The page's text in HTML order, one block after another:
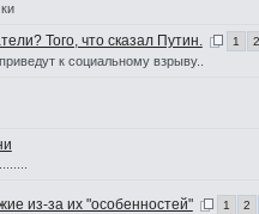
Того, что сказал Путин. 1 2
к социальному взрыву..
из-за их "особенностей" 1 2